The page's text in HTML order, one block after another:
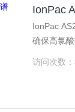
IonPac
IonPac
确保高氯
访问次数：